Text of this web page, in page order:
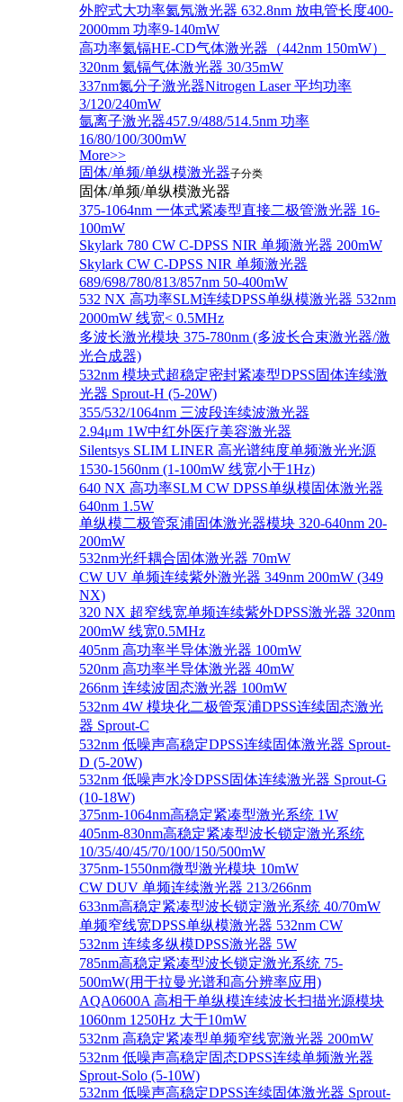
外腔式大功率氦氖激光器 632.8nm 放电管长度400-
2000mm 功率9-140mW
高功率氦镉HE-CD气体激光器（442nm 150mW）
320nm 氦镉气体激光器 30/35mW
337nm氮分子激光器Nitrogen Laser 平均功率
3/120/240mW
氩离子激光器457.9/488/514.5nm 功率
16/80/100/300mW
More>>
固体/单频/单纵模激光器子分类
固体/单频/单纵模激光器
375-1064nm 一体式紧凑型直接二极管激光器 16-
100mW
Skylark 780 CW C-DPSS NIR 单频激光器 200mW
Skylark CW C-DPSS NIR 单频激光器
689/698/780/813/857nm 50-400mW
532 NX 高功率SLM连续DPSS单纵模激光器 532nm
2000mW 线宽< 0.5MHz
多波长激光模块 375-780nm (多波长合束激光器/激
光合成器)
532nm 模块式超稳定密封紧凑型DPSS固体连续激
光器 Sprout-H (5-20W)
355/532/1064nm 三波段连续波激光器
2.94μm 1W中红外医疗美容激光器
Silentsys SLIM LINER 高光谱纯度单频激光光源
1530-1560nm (1-100mW 线宽小于1Hz)
640 NX 高功率SLM CW DPSS单纵模固体激光器
640nm 1.5W
单纵模二极管泵浦固体激光器模块 320-640nm 20-
200mW
532nm光纤耦合固体激光器 70mW
CW UV 单频连续紫外激光器 349nm 200mW (349
NX)
320 NX 超窄线宽单频连续紫外DPSS激光器 320nm
200mW 线宽0.5MHz
405nm 高功率半导体激光器 100mW
520nm 高功率半导体激光器 40mW
266nm 连续波固态激光器 100mW
532nm 4W 模块化二极管泵浦DPSS连续固态激光
器 Sprout-C
532nm 低噪声高稳定DPSS连续固体激光器 Sprout-
D (5-20W)
532nm 低噪声水冷DPSS固体连续激光器 Sprout-G
(10-18W)
375nm-1064nm高稳定紧凑型激光系统 1W
405nm-830nm高稳定紧凑型波长锁定激光系统
10/35/40/45/70/100/150/500mW
375nm-1550nm微型激光模块 10mW
CW DUV 单频连续激光器 213/266nm
633nm高稳定紧凑型波长锁定激光系统 40/70mW
单频窄线宽DPSS单纵模激光器 532nm CW
532nm 连续多纵模DPSS激光器 5W
785nm高稳定紧凑型波长锁定激光系统 75-
500mW(用于拉曼光谱和高分辨率应用)
AQA0600A 高相干单纵模连续波长扫描光源模块
1060nm 1250Hz 大于10mW
532nm 高稳定紧凑型单频窄线宽激光器 200mW
532nm 低噪声高稳定固态DPSS连续单频激光器
Sprout‐Solo (5-10W)
532nm 低噪声高稳定DPSS连续固体激光器 Sprout-